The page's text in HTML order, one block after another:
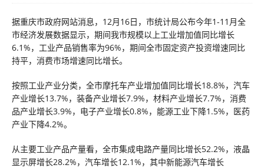
据重庆市政府网站消息，12月16日，市统计局公布今年1-11月全
市经济发展数据显示，期间我市规模以上工业增加值同比增长
6.1%，工业产品销售率为96%，期间全市固定资产投资增速同比
持平，消费市场增速同比增长。
按照工业产业分类，全市摩托车产业增加值同比增长18.8%，汽车
产业增长13.7%，装备产业增长7.9%，材料产业增长7.7%，消费
品产业增长3.9%，电子产业增长0.8%，能源工业下降1.5%，医药
产业下降4.2%。
从主要工业产品产量看，全市集成电路产量同比增长52.2%，液晶
显示屏增长28.2%，汽车增长12.1%，其中新能源汽车增长